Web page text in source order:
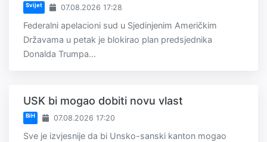
Svijet 07.08.2026 17:28
Federalni apelacioni sud u Sjedinjenim Američkim
Državama u petak je blokirao plan predsjednika
Donalda Trumpa...
USK bi mogao dobiti novu vlast
BiH 07.08.2026 17:20
Sve je izvjesnije da bi Unsko-sanski kanton mogao